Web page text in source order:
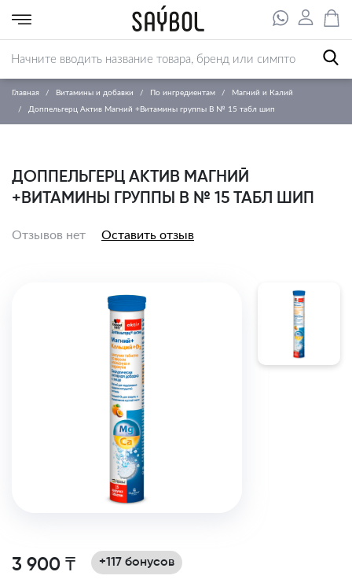
Главная Витамины и добавки По ингредиентам Магний и Калий
Доппельгерц Актив Магний +Витамины группы В № 15 табл шип
ДОППЕЛЬГЕРЦ АКТИВ МАГНИЙ
+ВИТАМИНЫ ГРУППЫ В № 15 ТАБЛ ШИП
Отзывов нет Оставить отзыв
3 900 ₸ +117 бонусов